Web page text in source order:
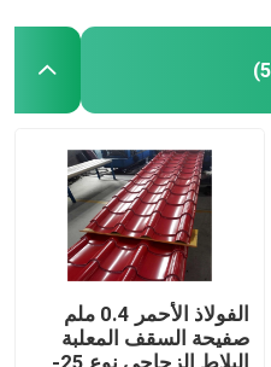
الفولاذ الأحمر 0.4 ملم
صفيحة السقف المعلبة